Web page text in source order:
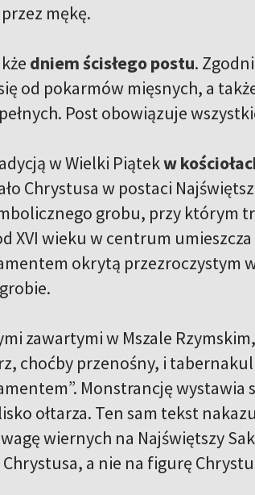
mękę.
dniem ścisłego postu.
od pokarmów mięsnych, a
Post obowiązuje
w Wielki Piątekw
Chrystusa w postaci
grobu, przy którym
XVI wieku w centrum
okrytą przezroczystym
zawartymi w Mszale
choćby przenośny, i
Monstrancję
ołtarza. Ten sam tekst
wiernych na Najświętszy
a nie na figurę